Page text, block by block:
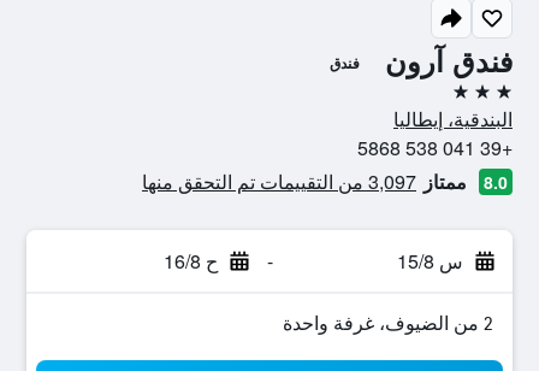
فندق آرون فندق
3 نجوم
البندقية، إيطاليا
+39 041 538 5868
8.0 ممتاز 3,097 من التقييمات تم التحقق منها
س 15/8 - ح 16/8
2 من الضيوف، غرفة واحدة